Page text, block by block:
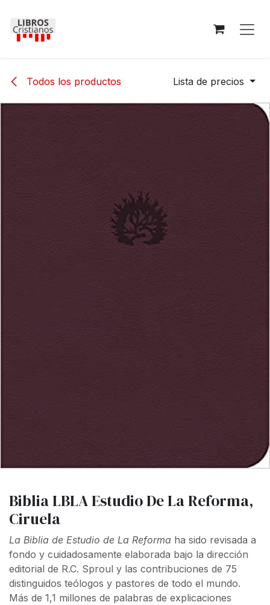
Todos los productos Lista de precios
Biblia LBLA Estudio De La Reforma,
Ciruela
La Biblia de Estudio de La Reforma ha sido revisada a
fondo y cuidadosamente elaborada bajo la dirección
editorial de R.C. Sproul y las contribuciones de 75
distinguidos teólogos y pastores de todo el mundo.
Más de 1,1 millones de palabras de explicaciones